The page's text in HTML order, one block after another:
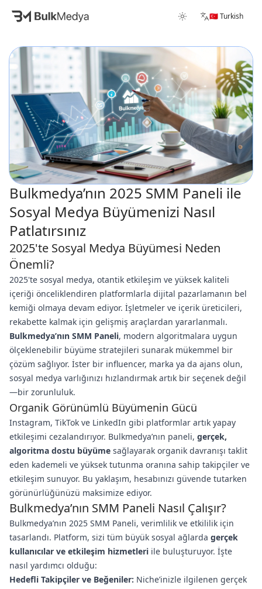
🇹🇷 Turkish
Bulkmedya’nın 2025 SMM Paneli ile
Sosyal Medya Büyümenizi Nasıl
Patlatırsınız
2025'te Sosyal Medya Büyümesi Neden
Önemli?
2025'te sosyal medya, otantik etkileşim ve yüksek kaliteli
içeriği önceliklendiren platformlarla dijital pazarlamanın bel
kemiği olmaya devam ediyor. İşletmeler ve içerik üreticileri,
rekabette kalmak için gelişmiş araçlardan yararlanmalı.
Bulkmedya’nın SMM Paneli, modern algoritmalara uygun
ölçeklenebilir büyüme stratejileri sunarak mükemmel bir
çözüm sağlıyor. İster bir influencer, marka ya da ajans olun,
sosyal medya varlığınızı hızlandırmak artık bir seçenek değil
—bir zorunluluk.
Organik Görünümlü Büyümenin Gücü
Instagram, TikTok ve LinkedIn gibi platformlar artık yapay
etkileşimi cezalandırıyor. Bulkmedya’nın paneli, gerçek,
algoritma dostu büyüme sağlayarak organik davranışı taklit
eden kademeli ve yüksek tutunma oranına sahip takipçiler ve
etkileşim sunuyor. Bu yaklaşım, hesabınızı güvende tutarken
görünürlüğünüzü maksimize ediyor.
Bulkmedya’nın SMM Paneli Nasıl Çalışır?
Bulkmedya’nın 2025 SMM Paneli, verimlilik ve etkililik için
tasarlandı. Platform, sizi tüm büyük sosyal ağlarda gerçek
kullanıcılar ve etkileşim hizmetleri ile buluşturuyor. İşte
nasıl yardımcı olduğu:
Hedefli Takipçiler ve Beğeniler: Niche’inizle ilgilenen gerçek